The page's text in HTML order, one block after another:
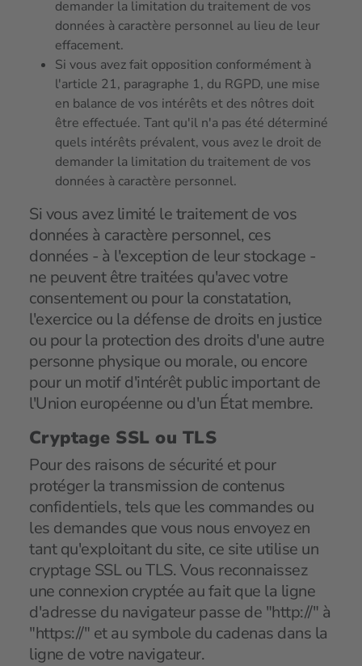
demander la limitation du traitement de vos
données à caractère personnel au lieu de leur
effacement.
Si vous avez fait opposition conformément à
l'article 21, paragraphe 1, du RGPD, une mise
en balance de vos intérêts et des nôtres doit
être effectuée. Tant qu'il n'a pas été déterminé
quels intérêts prévalent, vous avez le droit de
demander la limitation du traitement de vos
données à caractère personnel.
Si vous avez limité le traitement de vos
données à caractère personnel, ces
données - à l'exception de leur stockage -
ne peuvent être traitées qu'avec votre
consentement ou pour la constatation,
l'exercice ou la défense de droits en justice
ou pour la protection des droits d'une autre
personne physique ou morale, ou encore
pour un motif d'intérêt public important de
l'Union européenne ou d'un État membre.
Cryptage SSL ou TLS
Pour des raisons de sécurité et pour
protéger la transmission de contenus
confidentiels, tels que les commandes ou
les demandes que vous nous envoyez en
tant qu'exploitant du site, ce site utilise un
cryptage SSL ou TLS. Vous reconnaissez
une connexion cryptée au fait que la ligne
d'adresse du navigateur passe de "http://" à
"https://" et au symbole du cadenas dans la
ligne de votre navigateur.